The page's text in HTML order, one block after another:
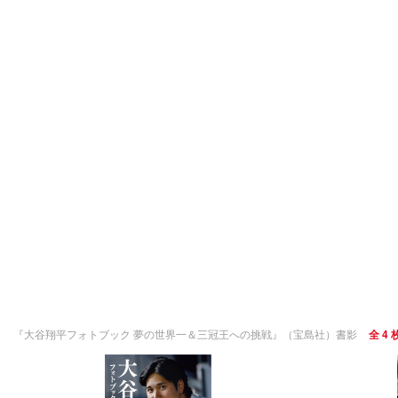
『大谷翔平フォトブック 夢の世界一＆三冠王への挑戦』（宝島社）書影 全 4